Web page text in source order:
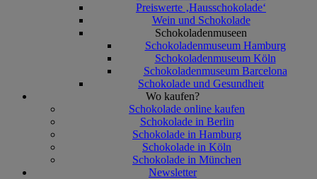
Preiswerte ‚Hausschokolade‘
Wein und Schokolade
Schokoladenmuseen
Schokoladenmuseum Hamburg
Schokoladenmuseum Köln
Schokoladenmuseum Barcelona
Schokolade und Gesundheit
Wo kaufen?
Schokolade online kaufen
Schokolade in Berlin
Schokolade in Hamburg
Schokolade in Köln
Schokolade in München
Newsletter